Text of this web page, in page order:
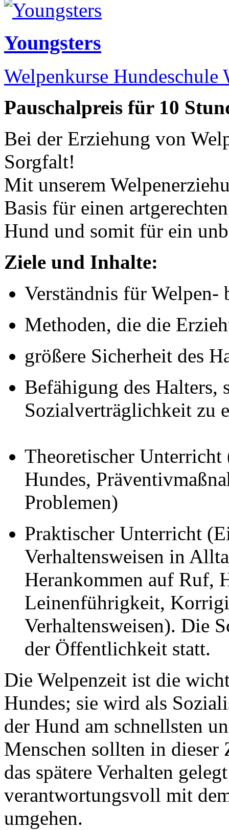
Youngsters
Welpenkurse Hundeschule
Pauschalpreis für 10
Bei der Erziehung von
Sorgfalt!
Mit unserem
Basis für einen
Hund und somit für ein
Ziele und Inhalte:
Verständnis für Welpen-
Methoden, die die
größere Sicherheit des
Befähigung des Halters,
Sozialverträglichkeit zu
Theoretischer Unterricht
Hundes,
Problemen)
Praktischer Unterricht
Verhaltensweisen in
Herankommen auf Ruf,
Leinenführigkeit,
Verhaltensweisen). Die
der Öffentlichkeit statt.
Die Welpenzeit ist die
Hundes; sie wird als
der Hund am schnellsten
Menschen sollten in
das spätere Verhalten
verantwortungsvoll mit
umgehen.